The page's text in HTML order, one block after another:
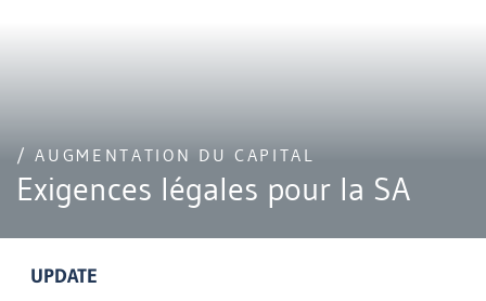
/ AUGMENTATION DU CAPITAL
Exigences légales pour la SA
UPDATE